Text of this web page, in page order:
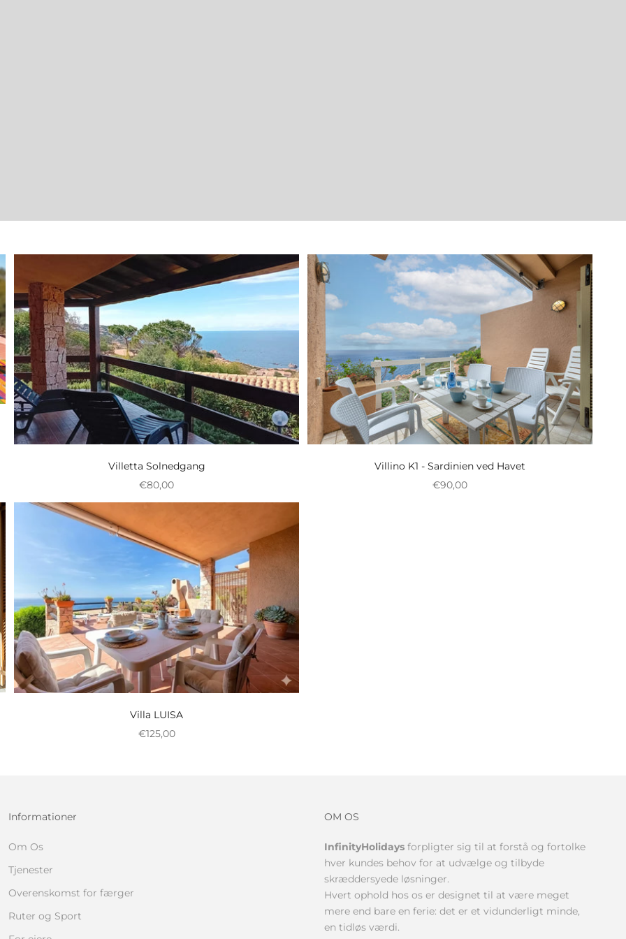
Villetta Solnedgang
Nedsat pris
€80,00
Villino K1 - Sardinien ved Havet
Nedsat pris
€90,00
Villa LUISA
Nedsat pris
€125,00
Informationer
Om Os
Tjenester
Overenskomst for færger
Ruter og Sport
OM OS
InfinityHolidays forpligter sig til at forstå og fortolke
hver kundes behov for at udvælge og tilbyde
skræddersyede løsninger.
Hvert ophold hos os er designet til at være meget
mere end bare en ferie: det er et vidunderligt minde,
en tidløs værdi.